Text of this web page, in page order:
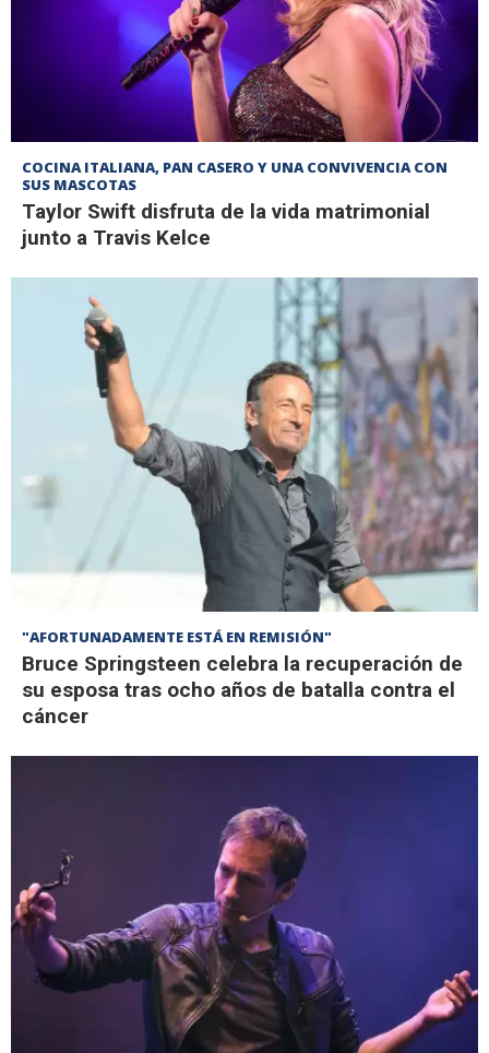
COCINA ITALIANA, PAN CASERO Y UNA CONVIVENCIA CON
SUS MASCOTAS
Taylor Swift disfruta de la vida matrimonial
junto a Travis Kelce
"AFORTUNADAMENTE ESTÁ EN REMISIÓN"
Bruce Springsteen celebra la recuperación de
su esposa tras ocho años de batalla contra el
cáncer